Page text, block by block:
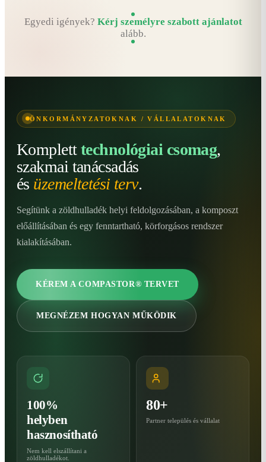
Egyedi igények? Kérj személyre szabott ajánlatot
alább.
ÖNKORMÁNYZATOKNAK / VÁLLALATOKNAK
Kompletttechnológiai csomag,
szakmai tanácsadás
és üzemeltetési terv.
Segítünk a zöldhulladék helyi feldolgozásában, a komposzt
előállításában és egy fenntartható, körforgásos rendszer
kialakításában.
KÉREM A COMPASTOR® TERVET
MEGNÉZEM HOGYAN MŰKÖDIK
100%
helyben
hasznosítható
Nem kell elszállítani a
zöldhulladékot.
80+
Partner település és vállalat